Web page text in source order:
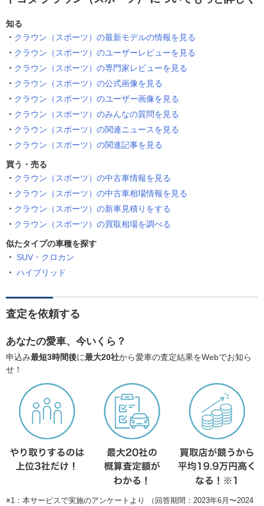
知る
クラウン（スポーツ）の最新モデルの情報を見る
クラウン（スポーツ）のユーザーレビューを見る
クラウン（スポーツ）の専門家レビューを見る
クラウン（スポーツ）の公式画像を見る
クラウン（スポーツ）のユーザー画像を見る
クラウン（スポーツ）のみんなの質問を見る
クラウン（スポーツ）の関連ニュースを見る
クラウン（スポーツ）の関連記事を見る
買う・売る
クラウン（スポーツ）の中古車情報を見る
クラウン（スポーツ）の中古車相場情報を見る
クラウン（スポーツ）の新車見積りをする
クラウン（スポーツ）の買取相場を調べる
似たタイプの車種を探す
SUV・クロカン
ハイブリッド
査定を依頼する
あなたの愛車、今いくら？
申込み最短3時間後に最大20社から愛車の査定結果をWebでお知ら
せ！
※1：本サービスで実施のアンケートより （回答期間：2023年6月〜2024